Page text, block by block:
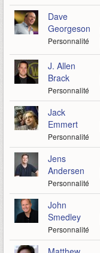
Dave
Georgeson
Personnalité
J. Allen
Brack
Personnalité
Jack
Emmert
Personnalité
Jens
Andersen
Personnalité
John
Smedley
Personnalité